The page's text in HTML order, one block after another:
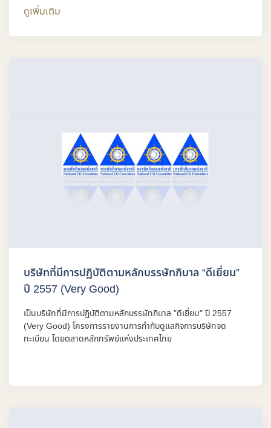
ดูเพิ่มเติม
บริษัทที่มีการปฏิบัติตามหลักบรรษัทภิบาล “ดีเยี่ยม”
ปี 2557 (Very Good)
เป็นบริษัทที่มีการปฏิบัติตามหลักบรรษัทภิบาล "ดีเยี่ยม" ปี 2557
(Very Good) โครงการรายงานการกำกับดูแลกิจการบริษัทจด
ทะเบียน โดยตลาดหลักทรัพย์แห่งประเทศไทย